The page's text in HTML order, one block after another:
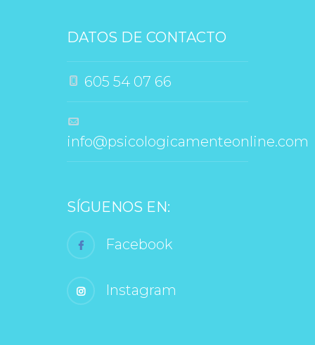
DATOS DE CONTACTO
605 54 07 66
info@psicologicamenteonline.com
SÍGUENOS EN:
Facebook
Instagram